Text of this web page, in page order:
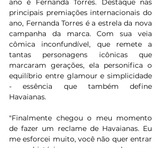
ano é Fernanda Torres. Destaque nas
principais premiações internacionais do
ano, Fernanda Torres é a estrela da nova
campanha da marca. Com sua veia
cômica inconfundível, que remete a
tantas personagens icônicas que
marcaram gerações, ela personifica o
equilíbrio entre glamour e simplicidade
- essência que também define
Havaianas.
"Finalmente chegou o meu momento
de fazer um reclame de Havaianas. Eu
me esforcei muito, você não quer entrar